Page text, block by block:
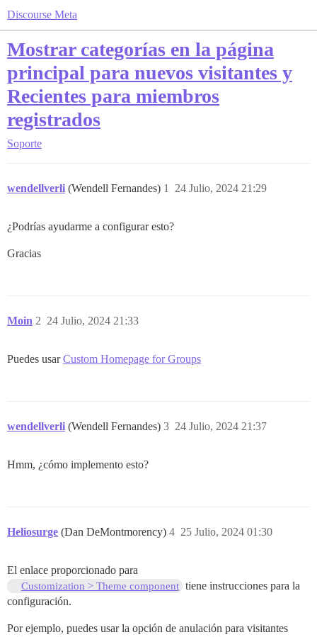
Discourse Meta
Mostrar categorías en la página
principal para nuevos visitantes y
Recientes para miembros
registrados
Soporte
wendellverli (Wendell Fernandes) 24 Julio, 2024 21:29
1
¿Podrías ayudarme a configurar esto?
Gracias
Moin 24 Julio, 2024 21:33
2
Puedes usarCustom Homepage for Groups
wendellverli (Wendell Fernandes) 24 Julio, 2024 21:37
3
Hmm, ¿cómo implemento esto?
Heliosurge (Dan DeMontmorency) 25 Julio, 2024 01:30
4
El enlace proporcionado para
Customization > Theme component tiene instrucciones para la
configuración.
Por ejemplo, puedes usar la opción de anulación para visitantes